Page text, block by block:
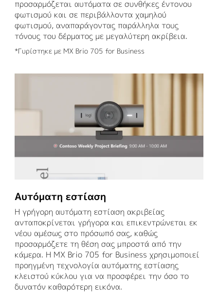
προσαρμόζεται αυτόματα σε συνθήκες έντονου
φωτισμού και σε περιβάλλοντα χαμηλού
φωτισμού, αναπαράγοντας παράλληλα τους
τόνους του δέρματος με μεγαλύτερη ακρίβεια.
*Γυρίστηκε με MX Brio 705 for Business
Αυτόματη εστίαση
Η γρήγορη αυτόματη εστίαση ακριβείας
ανταποκρίνεται γρήγορα και επικεντρώνεται εκ
νέου αμέσως στο πρόσωπό σας, καθώς
προσαρμόζετε τη θέση σας μπροστά από την
κάμερα. Η MX Brio 705 for Business χρησιμοποιεί
προηγμένη τεχνολογία αυτόματης εστίασης
κλειστού κύκλου για να προσφέρει την όσο το
δυνατόν καθαρότερη εικόνα.